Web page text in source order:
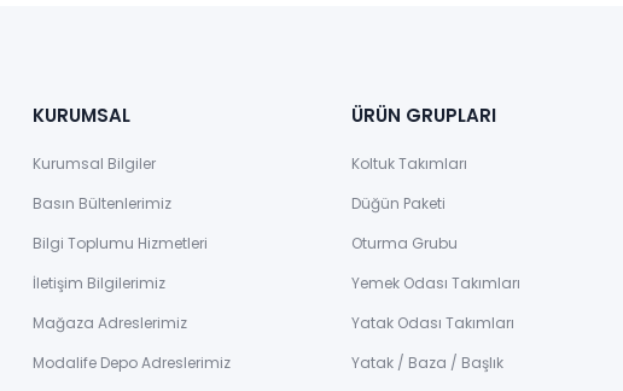
KURUMSAL
Kurumsal Bilgiler
Basın Bültenlerimiz
Bilgi Toplumu Hizmetleri
İletişim Bilgilerimiz
Mağaza Adreslerimiz
Modalife Depo Adreslerimiz
ÜRÜN GRUPLARI
Koltuk Takımları
Düğün Paketi
Oturma Grubu
Yemek Odası Takımları
Yatak Odası Takımları
Yatak / Baza / Başlık